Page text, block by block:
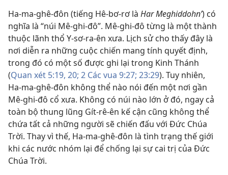
Ha-ma-ghê-đôn (tiếng Hê-bơ-rơ là Har Meghiddohnʹ) có
nghĩa là “núi Mê-ghi-đô”. Mê-ghi-đô từng là một thành
thuộc lãnh thổ Y-sơ-ra-ên xưa. Lịch sử cho thấy đây là
nơi diễn ra những cuộc chiến mang tính quyết định,
trong đó có một số được ghi lại trong Kinh Thánh
(Quan xét 5:19, 20; 2 Các vua 9:27; 23:29). Tuy nhiên,
Ha-ma-ghê-đôn không thể nào nói đến một nơi gần
Mê-ghi-đô cổ xưa. Không có núi nào lớn ở đó, ngay cả
toàn bộ thung lũng Gít-rê-ên kế cận cũng không thể
chứa tất cả những người sẽ chiến đấu với Đức Chúa
Trời. Thay vì thế, Ha-ma-ghê-đôn là tình trạng thế giới
khi các nước nhóm lại để chống lại sự cai trị của Đức
Chúa Trời.